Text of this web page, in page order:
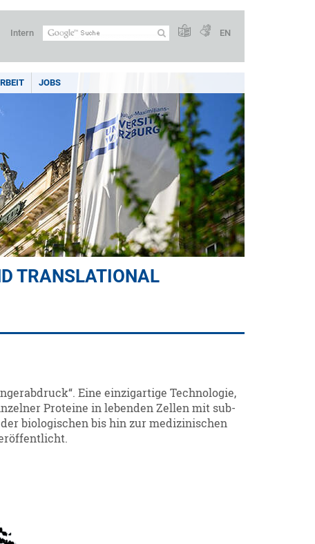
Intern EN
JOBS
TRANSLATIONAL
Eine einzigartige Technologie,
Proteine in lebenden Zellen mit sub-
biologischen bis hin zur medizinischen